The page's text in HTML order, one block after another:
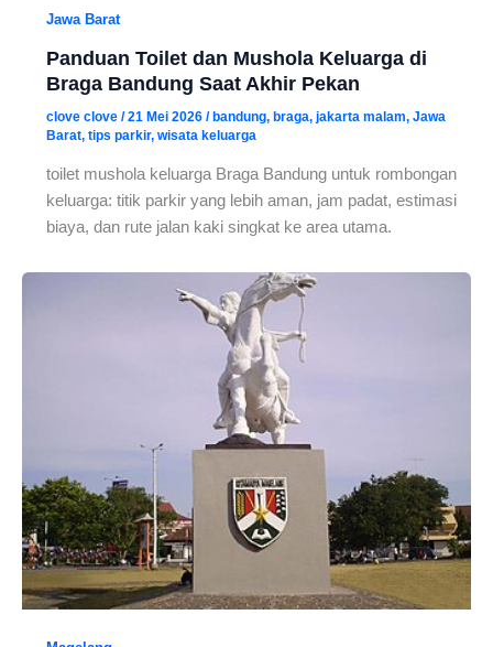
Jawa Barat
Panduan Toilet dan Mushola Keluarga di
Braga Bandung Saat Akhir Pekan
clove clove /21 Mei 2026 / bandung, braga, jakarta malam, Jawa
Barat, tips parkir, wisata keluarga
toilet mushola keluarga Braga Bandung untuk rombongan
keluarga: titik parkir yang lebih aman, jam padat, estimasi
biaya, dan rute jalan kaki singkat ke area utama.